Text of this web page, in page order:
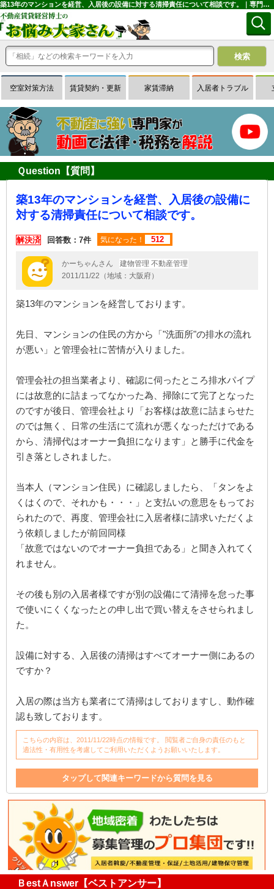
築13年のマンションを経営、入居後の設備に対する清掃責任について相談です。｜専門家に無料相談できる賃貸経営Ｑ＆Ａサイトはお悩み大家さん
空室対策方法 賃貸契約・更新 家賃滞納 入居者トラブル
Ｑuestion【質問】
築13年のマンションを経営、入居後の設備に
対する清掃責任について相談です。
解決済 回答数：7件 気になった！ 512
かーちゃんさん
建物管理 不動産管理
2011/11/22（地域：大阪府）
築13年のマンションを経営しております。
先日、マンションの住民の方から「"洗面所"の排水の流れ
が悪い」と管理会社に苦情が入りました。
管理会社の担当業者より、確認に伺ったところ排水パイプ
には故意的に詰まってなかった為、掃除にて完了となった
のですが後日、管理会社より「お客様は故意に詰まらせた
のでは無く、日常の生活にて流れが悪くなっただけである
から、清掃代はオーナー負担になります」と勝手に代金を
引き落としされました。
当本人（マンション住民）に確認しましたら、「タンをよ
くはくので、それかも・・・」と支払いの意思をもってお
られたので、再度、管理会社に入居者様に請求いただくよ
う依頼しましたが前回同様
「故意ではないのでオーナー負担である」と聞き入れてく
れません。
その後も別の入居者様ですが別の設備にて清掃を怠った事
で使いにくくなったとの申し出で買い替えをさせられまし
た。
設備に対する、入居後の清掃はすべてオーナー側にあるの
ですか？
入居の際は当方も業者にて清掃はしておりますし、動作確
認も致しております。
こちらの内容は、2011/11/22時点の情報です。 閲覧者ご自身の責任のもと
適法性・有用性を考慮してご利用いただくようお願いいたします。
タップして関連キーワードから質問を見る
設備 責任 管理 故意 入居者
マンション
入居後
支払い 入居 苦情
オーナー負担
管理会社 洗面所 掃除
ＢestＡnswer【ベストアンサー】